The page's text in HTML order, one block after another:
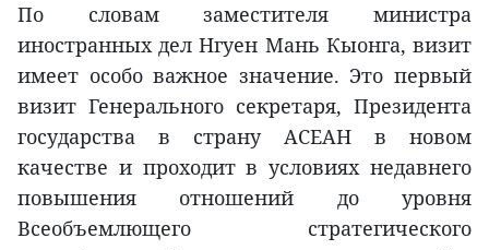
По словам заместителя министра
иностранных дел Нгуен Мань Кыонга, визит
имеет особо важное значение. Это первый
визит Генерального секретаря, Президента
государства в страну АСЕАН в новом
качестве и проходит в условиях недавнего
повышения отношений до уровня
Всеобъемлющего стратегического